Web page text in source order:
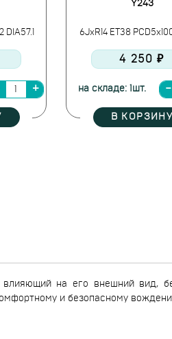
DIA57.1
Y243
6JxR14 ET38
4 250 ₽
на складе: 1шт.
В КОРЗИНУ
на его внешний вид,
и безопасному